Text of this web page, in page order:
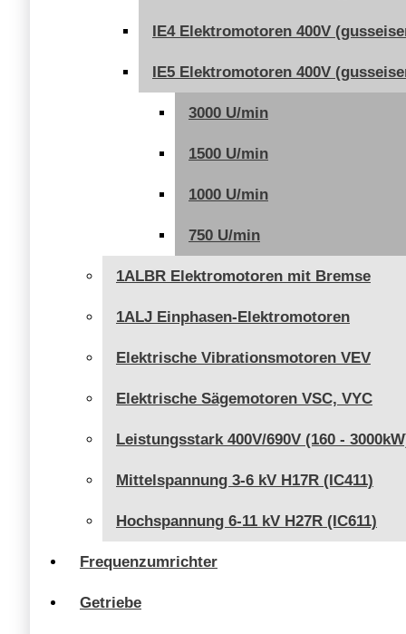
IE4 Elektromotoren 400V
IE5 Elektromotoren 400V
3000 U/min
1500 U/min
1000 U/min
750 U/min
1ALBR Elektromotoren mit Bremse
1ALJ Einphasen-Elektromotoren
Elektrische Vibrationsmotoren VEV
Elektrische Sägemotoren VSC, VYC
Leistungsstark 400V/690V (160 -
Mittelspannung 3-6 kV H17R (IC411)
Hochspannung 6-11 kV H27R (IC611)
Frequenzumrichter
Getriebe